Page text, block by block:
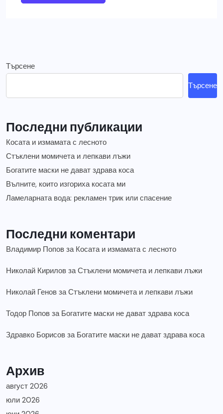
Търсене
Търсене
Последни публикации
Косата и измамата с лесното
Стъклени момичета и лепкави лъжи
Богатите маски не дават здрава коса
Вълните, които изгориха косата ми
Ламеларната вода: рекламен трик или спасение
Последни коментари
Владимир Попов за Косата и измамата с лесното
Николай Кирилов заСтъклени момичета и лепкави лъжи
Николай Генов заСтъклени момичета и лепкави лъжи
Тодор Попов за Богатите маски не дават здрава коса
Здравко Борисов за Богатите маски не дават здрава коса
Архив
август 2026
юли 2026